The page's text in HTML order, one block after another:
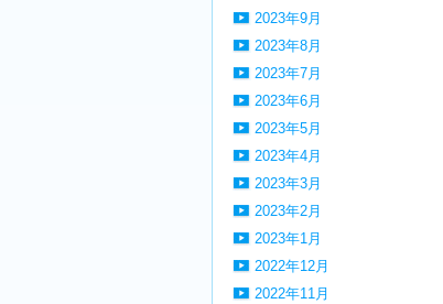
2023年9月
2023年8月
2023年7月
2023年6月
2023年5月
2023年4月
2023年3月
2023年2月
2023年1月
2022年12月
2022年11月